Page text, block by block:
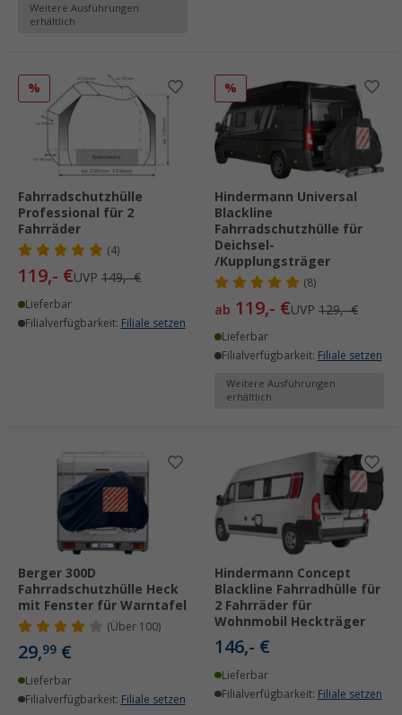
Weitere Ausführungen
erhältlich
%
Fahrradschutzhülle
Professional für 2
Fahrräder
(4)
119,- €UVP 149,- €
Lieferbar
Filialverfügbarkeit: Filiale setzen
%
Hindermann Universal
Blackline
Fahrradschutzhülle für
Deichsel-
/Kupplungsträger
(8)
ab 119,- €UVP 129,- €
Lieferbar
Filialverfügbarkeit: Filiale setzen
Weitere Ausführungen
erhältlich
Berger 300D
Fahrradschutzhülle Heck
mit Fenster für Warntafel
(Über100)
29,99 €
Lieferbar
Filialverfügbarkeit: Filiale setzen
Hindermann Concept
Blackline Fahrradhülle für
2 Fahrräder für
Wohnmobil Heckträger
146,- €
Lieferbar
Filialverfügbarkeit: Filiale setzen